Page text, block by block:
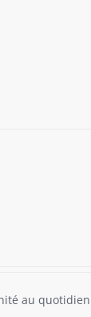
au